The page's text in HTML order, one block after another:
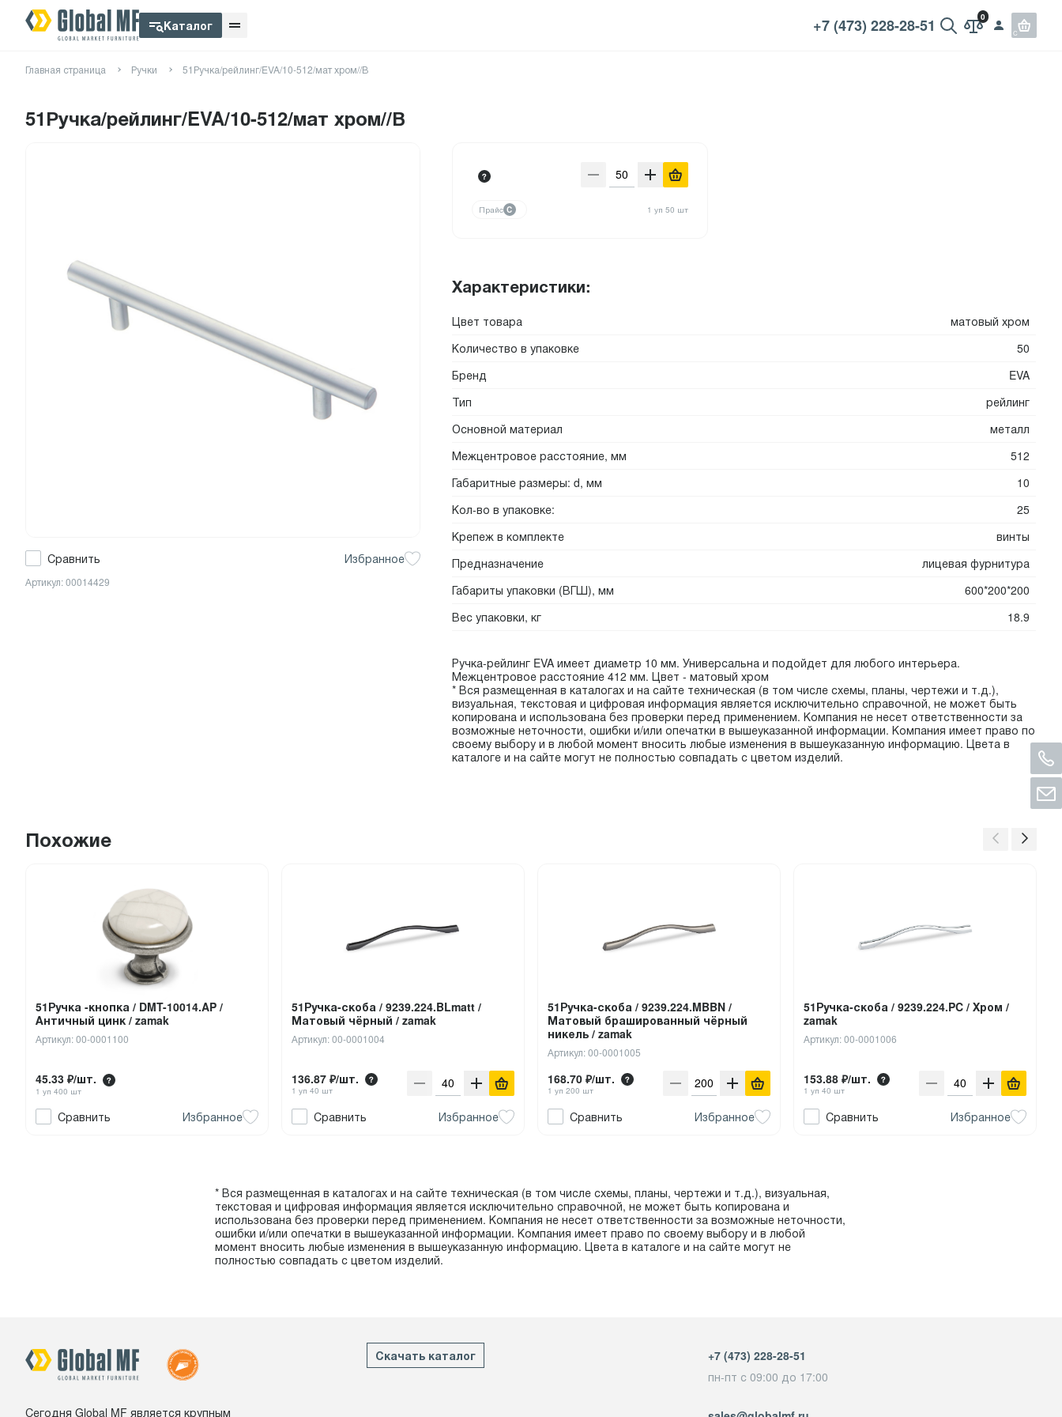
Каталог +7 (473) 228-28-51
Главная страница Ручки 51Ручка/рейлинг/EVA/10-512/мат хром//В
51Ручка/рейлинг/EVA/10-512/мат хром//В
Сравнить Избранное
Артикул: 00014429
Прайс C 1 уп 50 шт
Характеристики:
Цвет товара
матовый хром
Количество в упаковке
50
Бренд
EVA
Тип
рейлинг
Основной материал
металл
Межцентровое расстояние, мм
512
Габаритные размеры: d, мм
10
Кол-во в упаковке:
25
Крепеж в комплекте
винты
Предназначение
лицевая фурнитура
Габариты упаковки (ВГШ), мм
600*200*200
Вес упаковки, кг
18.9
Ручка-рейлинг EVA имеет диаметр 10 мм. Универсальна и подойдет для любого интерьера.
Межцентровое расстояние 412 мм. Цвет - матовый хром
* Вся размещенная в каталогах и на сайте техническая (в том числе схемы, планы, чертежи и т.д.),
визуальная, текстовая и цифровая информация является исключительно справочной, не может быть
копирована и использована без проверки перед применением. Компания не несет ответственности за
возможные неточности, ошибки и/или опечатки в вышеуказанной информации. Компания имеет право по
своему выбору и в любой момент вносить любые изменения в вышеуказанную информацию. Цвета в
каталоге и на сайте могут не полностью совпадать с цветом изделий.
Похожие
51Ручка -кнопка / DMT-10014.AP /
Античный цинк / zamak
Артикул: 00-0001100
45.33 ₽/шт.
1 уп 400 шт
Сравнить Избранное
51Ручка-скоба / 9239.224.BLmatt /
Матовый чёрный / zamak
Артикул: 00-0001004
136.87 ₽/шт.
1 уп 40 шт
Сравнить Избранное
51Ручка-скоба / 9239.224.MBBN /
Матовый брашированный чёрный
никель / zamak
Артикул: 00-0001005
168.70 ₽/шт.
1 уп 200 шт
Сравнить Избранное
51Ручка-скоба / 9239.224.PC / Хром /
zamak
Артикул: 00-0001006
153.88 ₽/шт.
1 уп 40 шт
Сравнить Избранное
* Вся размещенная в каталогах и на сайте техническая (в том числе схемы, планы, чертежи и т.д.), визуальная,
текстовая и цифровая информация является исключительно справочной, не может быть копирована и
использована без проверки перед применением. Компания не несет ответственности за возможные неточности,
ошибки и/или опечатки в вышеуказанной информации. Компания имеет право по своему выбору и в любой
момент вносить любые изменения в вышеуказанную информацию. Цвета в каталоге и на сайте могут не
полностью совпадать с цветом изделий.
Сегодня Global MF является крупным
Скачать каталог
+7 (473) 228-28-51
пн-пт с 09:00 до 17:00